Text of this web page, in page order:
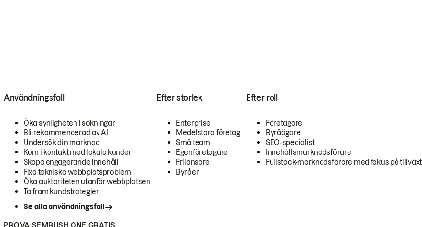
Användningsfall
Öka synligheten i sökningar
Bli rekommenderad av AI
Undersök din marknad
Kom i kontakt med lokala kunder
Skapa engagerande innehåll
Fixa tekniska webbplatsproblem
Öka auktoriteten utanför webbplatsen
Ta fram kundstrategier
Se alla användningsfall
Efter storlek
Enterprise
Medelstora företag
Små team
Egenföretagare
Frilansare
Byråer
Efter roll
Företagare
Byråägare
SEO-specialist
Innehållsmarknadsförare
Fullstack-marknadsförare med fokus på tillväxt
PROVA SEMRUSH ONE GRATIS